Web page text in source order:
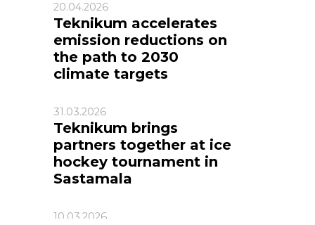
20.04.2026
Teknikum accelerates
emission reductions on
the path to 2030
climate targets
31.03.2026
Teknikum brings
partners together at ice
hockey tournament in
Sastamala
10.03.2026